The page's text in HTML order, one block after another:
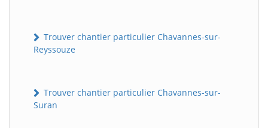
Trouver chantier particulier Chavannes-sur-
Reyssouze
Trouver chantier particulier Chavannes-sur-
Suran